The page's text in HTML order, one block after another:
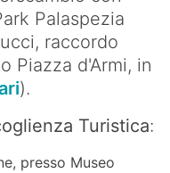
Palaspezia
raccordo
Piazza d'Armi, in
).
Turistica:
presso Museo